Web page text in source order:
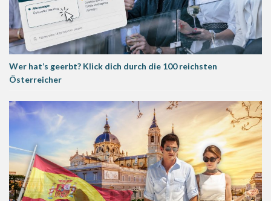
Wer hat’s geerbt? Klick dich durch die 100 reichsten
Österreicher